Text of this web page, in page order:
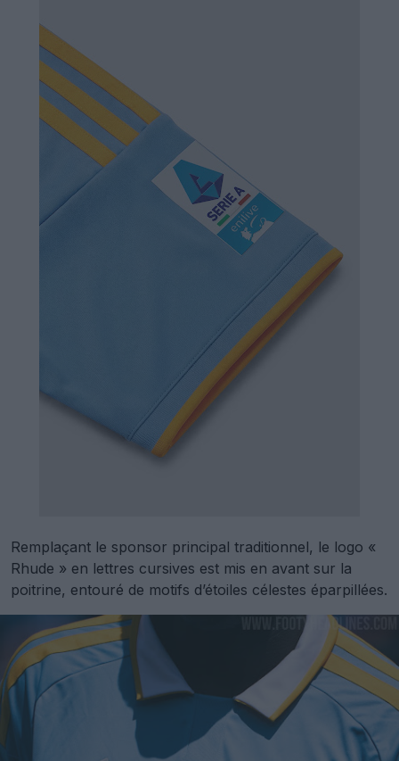
Remplaçant le sponsor principal traditionnel, le logo «
Rhude » en lettres cursives est mis en avant sur la
poitrine, entouré de motifs d’étoiles célestes éparpillées.